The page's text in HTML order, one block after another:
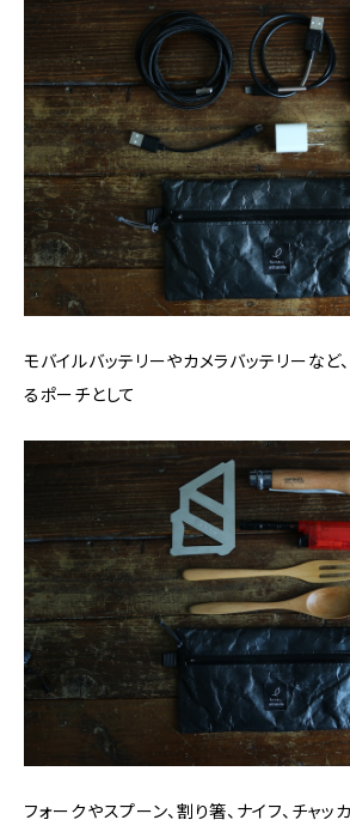
モバイルバッテリーやカメラバッテリーなど
るポーチとして
フォークやスプーン、割り箸、ナイフ、チャッ